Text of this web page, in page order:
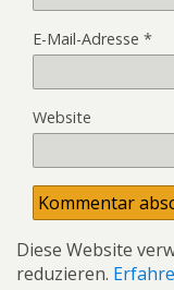
E-Mail-Adresse *
Website
Diese Website
reduzieren.